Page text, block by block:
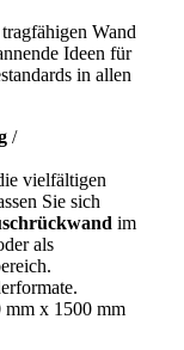
Wand
Ideen für
in allen
/
vielfältigen
Sie sich
im
als
mm x 1500 mm